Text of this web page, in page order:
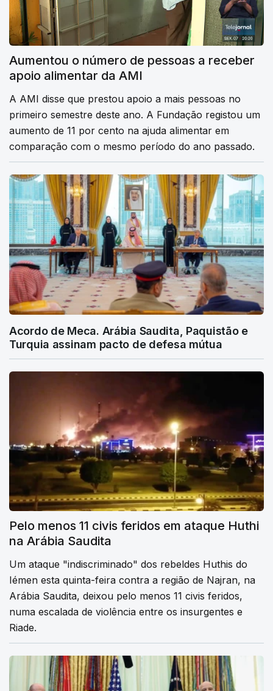
Aumentou o número de pessoas a receber
apoio alimentar da AMI
A AMI disse que prestou apoio a mais pessoas no
primeiro semestre deste ano. A Fundação registou um
aumento de 11 por cento na ajuda alimentar em
comparação com o mesmo período do ano passado.
Acordo de Meca. Arábia Saudita, Paquistão e
Turquia assinam pacto de defesa mútua
Pelo menos 11 civis feridos em ataque Huthi
na Arábia Saudita
Um ataque "indiscriminado" dos rebeldes Huthis do
Iémen esta quinta-feira contra a região de Najran, na
Arábia Saudita, deixou pelo menos 11 civis feridos,
numa escalada de violência entre os insurgentes e
Riade.